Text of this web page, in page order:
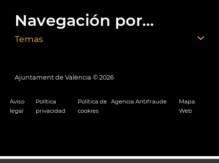
Navegación por...
Temas
Ajuntament de València © 2026
Aviso
legal
Política
privacidad
Política de
cookies
Agencia Antifraude
Mapa
Web